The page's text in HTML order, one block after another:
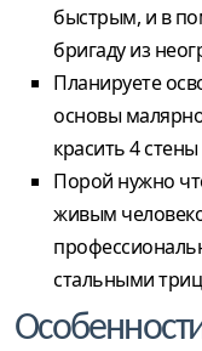
быстрым, и в
бригаду из
Планируете
основы
красить 4
Порой нужно
живым
стальными